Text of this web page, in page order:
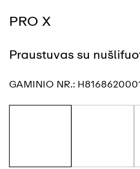
PRO X
Praustuvas su
GAMINIO NR.: